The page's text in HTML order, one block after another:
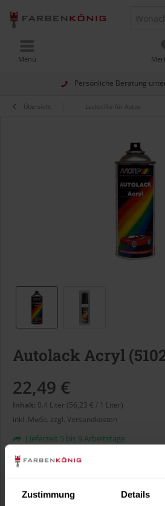
Zustimmung Details
Persönliche Beratung
Menü
Übersicht Lackstifte für Autos
Autolack Acryl
22,49 €
Inhalt: 0.4 Liter (56,23 € / 1 Liter)
inkl. MwSt. zzgl. Versandkosten
Lieferzeit 5 bis 9 Arbeitstage
Liter: